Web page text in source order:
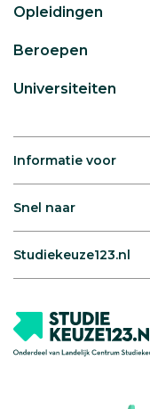
Opleidingen
Beroepen
Universiteiten
Informatie voor
Snel naar
Studiekeuze123.nl